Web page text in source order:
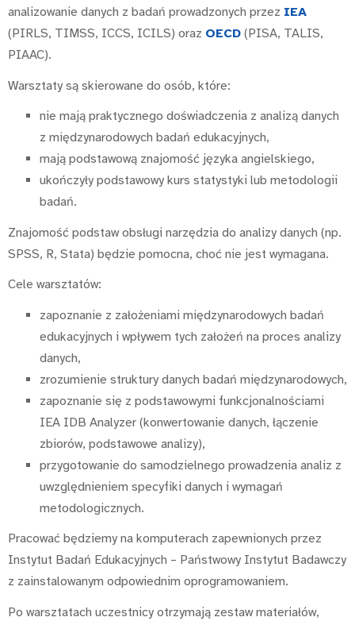
analizowanie danych z badań prowadzonych przez IEA
(PIRLS, TIMSS, ICCS, ICILS) oraz OECD (PISA, TALIS,
PIAAC).
Warsztaty są skierowane do osób, które:
nie mają praktycznego doświadczenia z analizą danych
z międzynarodowych badań edukacyjnych,
mają podstawową znajomość języka angielskiego,
ukończyły podstawowy kurs statystyki lub metodologii
badań.
Znajomość podstaw obsługi narzędzia do analizy danych (np.
SPSS, R, Stata) będzie pomocna, choć nie jest wymagana.
Cele warsztatów:
zapoznanie z założeniami międzynarodowych badań
edukacyjnych i wpływem tych założeń na proces analizy
danych,
zrozumienie struktury danych badań międzynarodowych,
zapoznanie się z podstawowymi funkcjonalnościami
IEA IDB Analyzer (konwertowanie danych, łączenie
zbiorów, podstawowe analizy),
przygotowanie do samodzielnego prowadzenia analiz z
uwzględnieniem specyfiki danych i wymagań
metodologicznych.
Pracować będziemy na komputerach zapewnionych przez
Instytut Badań Edukacyjnych – Państwowy Instytut Badawczy
z zainstalowanym odpowiednim oprogramowaniem.
Po warsztatach uczestnicy otrzymają zestaw materiałów,